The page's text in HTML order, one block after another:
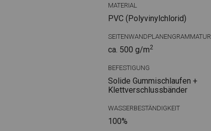
MATERIAL
PVC (Polyvinylchlorid)
SEITENWANDPLANENGRAMMATUR
ca. 500 g/m2
BEFESTIGUNG
Solide Gummischlaufen +
Klettverschlussbänder
WASSERBESTÄNDIGKEIT
100%